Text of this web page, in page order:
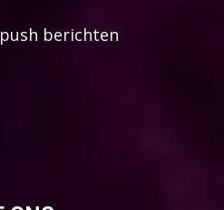
berichten